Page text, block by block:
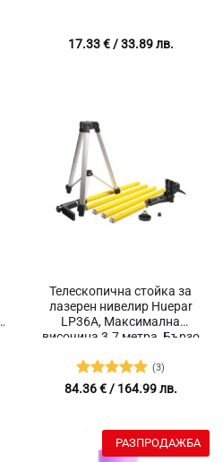
17.33€/ 33.89 лв.
Телескопична стойка за
лазерен нивелир Huepar
LP36A, Максимална
височина 3.7 метра, Бързо
Оценено с
(3)
84.36€/ 164.99 лв.
РАЗПРОДАЖБА